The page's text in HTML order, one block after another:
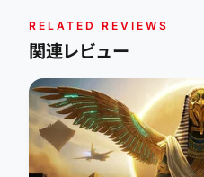
RELATED REVIEWS
関連レビュー